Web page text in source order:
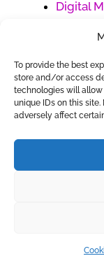
To provide the best
store and/or access
technologies will allow
unique IDs on this
adversely affect
Digital
Market
Project
Social